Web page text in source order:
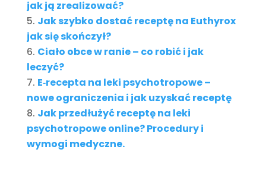
jak ją zrealizować?
Jak szybko dostać receptę na Euthyrox
jak się skończył?
Ciało obce w ranie – co robić i jak
leczyć?
E‑recepta na leki psychotropowe –
nowe ograniczenia i jak uzyskać receptę
Jak przedłużyć receptę na leki
psychotropowe online? Procedury i
wymogi medyczne.